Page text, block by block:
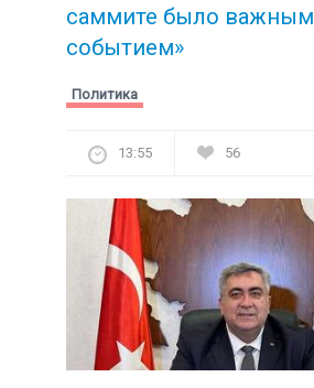
саммите было важным
событием»
Политика
13:55 56